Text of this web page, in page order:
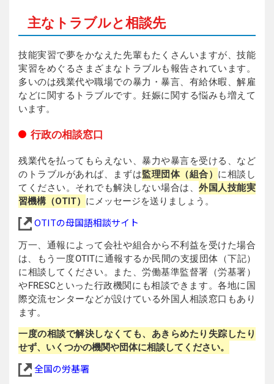
主なトラブルと相談先
技能実習で夢をかなえた先輩もたくさんいますが、技能
実習をめぐるさまざまなトラブルも報告されています。
多いのは残業代や職場での暴力・暴言、有給休暇、解雇
などに関するトラブルです。妊娠に関する悩みも増えて
います。
行政の相談窓口
残業代を払ってもらえない、暴力や暴言を受ける、など
のトラブルがあれば、まずは監理団体（組合） に相談し
てください。それでも解決しない場合は、外国人技能実
習機構（OTIT） にメッセージを送りましょう。
OTITの母国語相談サイト
万一、通報によって会社や組合から不利益を受けた場合
は、もう一度OTITに通報するか民間の支援団体（下記）
に相談してください。また、労働基準監督署（労基署）
やFRESCといった行政機関にも相談できます。各地に国
際交流センターなどが設けている外国人相談窓口もあり
ます。
一度の相談で解決しなくても、あきらめたり失踪したり
せず、いくつかの機関や団体に相談してください。
全国の労基署